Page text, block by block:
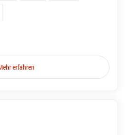
erfahren